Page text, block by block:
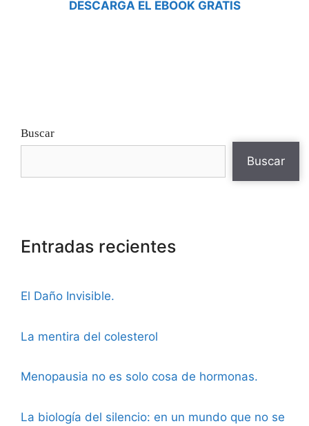
DESCARGA EL EBOOK GRATIS
Buscar
Buscar
Entradas recientes
El Daño Invisible.
La mentira del colesterol
Menopausia no es solo cosa de hormonas.
La biología del silencio: en un mundo que no se